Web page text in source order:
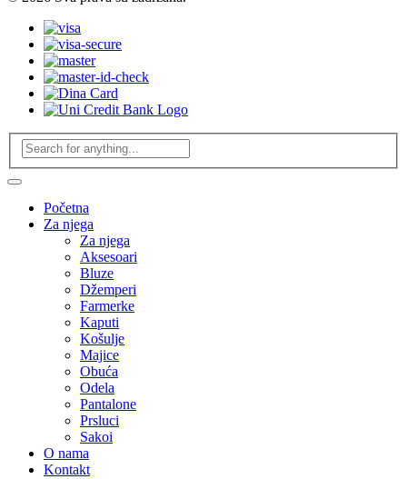
Početna
Za njega
Za njega
Aksesoari
Bluze
Džemperi
Farmerke
Kaputi
Košulje
Majice
Obuća
Odela
Pantalone
Prsluci
Sakoi
O nama
Kontakt